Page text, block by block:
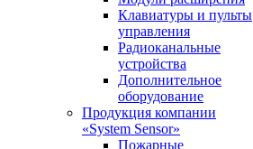
Клавиатуры и пульты
управления
Радиоканальные
устройства
Дополнительное
оборудование
Продукция компании
«System Sensor»
Пожарные